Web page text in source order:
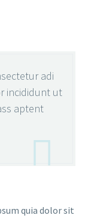
adi
incididunt ut
aptent

quia dolor sit